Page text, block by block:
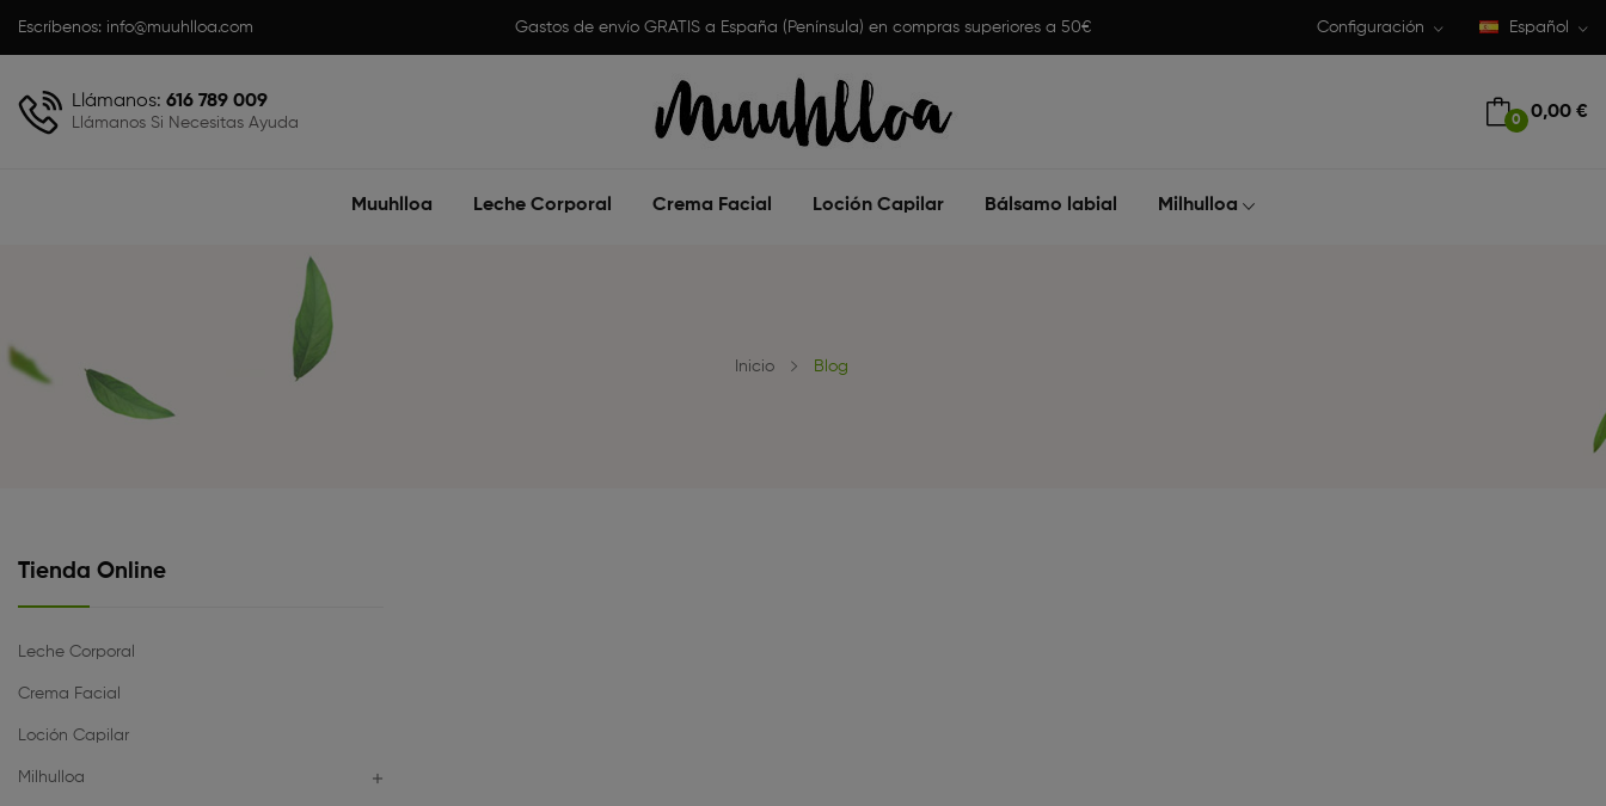
Escríbenos: info@muuhlloa.com Español
Configuración
Gastos de envío GRATIS a España (Península) en compras superiores a 50€
Llámanos: 616 789 009
Llámanos Si Necesitas Ayuda 0 0,00 €
Muuhlloa Leche Corporal Crema Facial Loción Capilar Bálsamo labial Milhulloa
Inicio Blog
Tienda Online
Leche Corporal
Crema Facial
Loción Capilar
Milhulloa 